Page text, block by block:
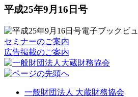
平成25年9月16日号
セミナーのご案内
広告掲載のご案内
一般財団法人 大蔵財務協会